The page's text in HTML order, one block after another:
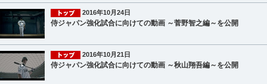
2016年10月24日
侍ジャパン強化試合に向けての動画 ～菅野智之編～を公開
2016年10月21日
侍ジャパン強化試合に向けての動画 ～秋山翔吾編～を公開